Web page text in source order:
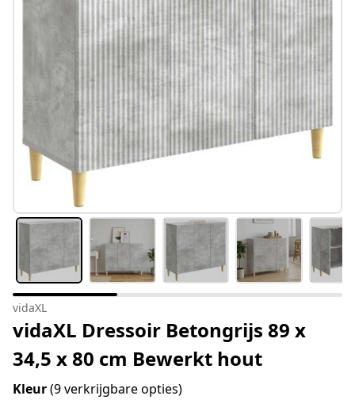
vidaXL
vidaXL Dressoir Betongrijs 89 x
34,5 x 80 cm Bewerkt hout
Kleur(9 verkrijgbare opties)